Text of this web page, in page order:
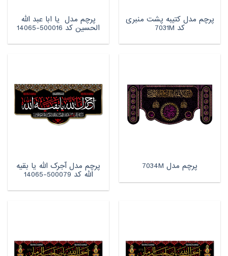
پرچم مدل کتیبه پشت منبری
کد 7031M
پرچم مدل یا ابا عبد الله
الحسین کد 500016-14065
پرچم مدل 7034M پرچم مدل آجرک الله یا بقیه
الله کد 500079-14065